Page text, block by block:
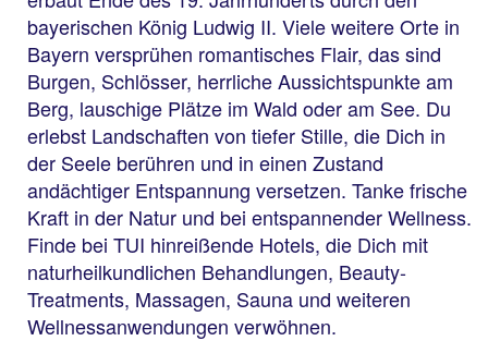
bayerischen König Ludwig II. Viele weitere Orte in
Bayern versprühen romantisches Flair, das sind
Burgen, Schlösser, herrliche Aussichtspunkte am
Berg, lauschige Plätze im Wald oder am See. Du
erlebst Landschaften von tiefer Stille, die Dich in
der Seele berühren und in einen Zustand
andächtiger Entspannung versetzen. Tanke frische
Kraft in der Natur und bei entspannender Wellness.
Finde bei TUI hinreißende Hotels, die Dich mit
naturheilkundlichen Behandlungen, Beauty-
Treatments, Massagen, Sauna und weiteren
Wellnessanwendungen verwöhnen.